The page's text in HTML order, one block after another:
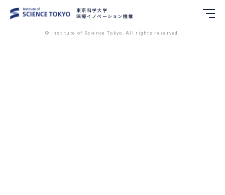
東京科学大学
医療イノベーション機構
東京科学大学
医療イノベーション機構
© Institute of Science Tokyo. All rights reserved.